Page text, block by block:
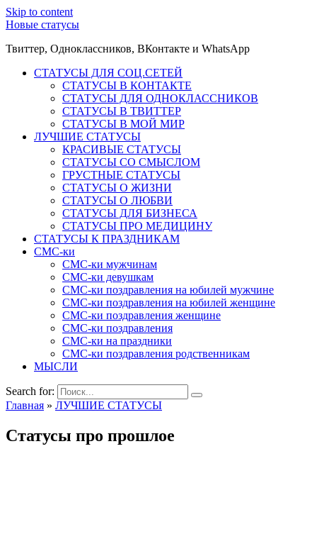
Skip to content
Новые статусы
Твиттер, Одноклассников, ВКонтакте и WhatsApp
СТАТУСЫ ДЛЯ СОЦ.СЕТЕЙ
СТАТУСЫ В КОНТАКТЕ
СТАТУСЫ ДЛЯ ОДНОКЛАССНИКОВ
СТАТУСЫ В ТВИТТЕР
СТАТУСЫ В МОЙ МИР
ЛУЧШИЕ СТАТУСЫ
КРАСИВЫЕ СТАТУСЫ
СТАТУСЫ СО СМЫСЛОМ
ГРУСТНЫЕ СТАТУСЫ
СТАТУСЫ О ЖИЗНИ
СТАТУСЫ О ЛЮБВИ
СТАТУСЫ ДЛЯ БИЗНЕСА
СТАТУСЫ ПРО МЕДИЦИНУ
СТАТУСЫ К ПРАЗДНИКАМ
СМС-ки
СМС-ки мужчинам
СМС-ки девушкам
СМС-ки поздравления на юбилей мужчине
СМС-ки поздравления на юбилей женщине
СМС-ки поздравления женщине
СМС-ки поздравления
СМС-ки на праздники
СМС-ки поздравления родственникам
МЫСЛИ
Search for:
Главная » ЛУЧШИЕ СТАТУСЫ
Статусы про прошлое